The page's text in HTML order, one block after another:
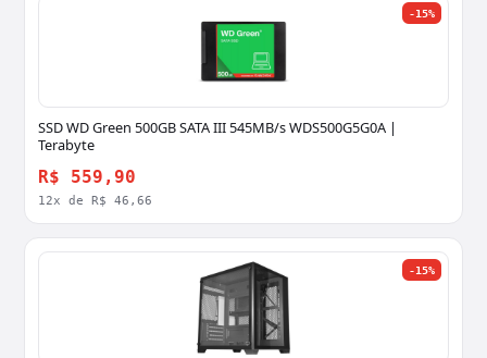
-15%
SSD WD Green 500GB SATA III 545MB/s WDS500G5G0A |
Terabyte
R$ 559,90
12x de R$ 46,66
-15%